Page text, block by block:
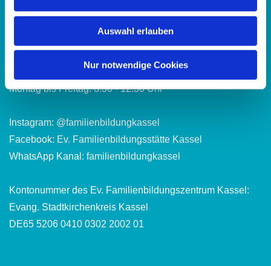
Auswahl erlauben
Nur notwendige Cookies
Dienstag und Donnerstag: 13:30 - 16:30 Uhr
Abweichende Öffnungszeiten in den hessischen
Montag bis Freitag: 8:30 - 12:30 Uhr
Instagram: @familienbildungkassel
Facebook: Ev. Familienbildungsstätte Kassel
WhatsApp Kanal: familienbildungkassel
Kontonummer des Ev. Familienbildungszentrum Kassel:
Evang. Stadtkirchenkreis Kassel
DE65 5206 0410 0302 2002 01